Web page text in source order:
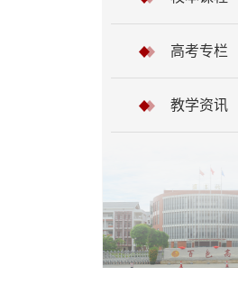
高考专栏
教学资讯